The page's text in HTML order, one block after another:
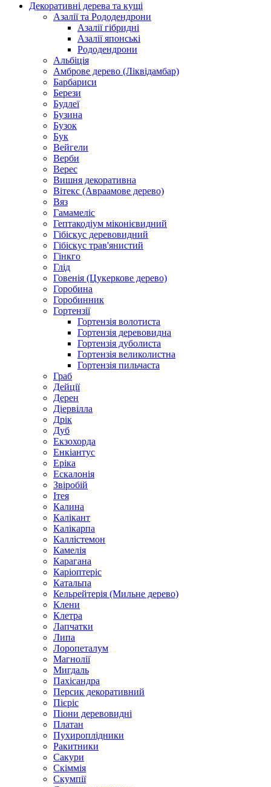
Декоративні дерева та кущі
Азалії та Рододендрони
Азалії гібридні
Азалії японські
Рододендрони
Альбіція
Амброве дерево (Ліквідамбар)
Барбариси
Берези
Будлеї
Бузина
Бузок
Бук
Вейгели
Верби
Верес
Вишня декоративна
Вітекс (Авраамове дерево)
Вяз
Гамамеліс
Гептакодіум міконієвидний
Гібіскус деревовидний
Гібіскус трав'янистий
Гінкго
Глід
Говенія (Цукеркове дерево)
Горобина
Горобинник
Гортензії
Гортензія волотиста
Гортензія деревовидна
Гортензія дуболиста
Гортензія великолистна
Гортензія пильчаста
Граб
Дейції
Дерен
Діервілла
Дрік
Дуб
Екзохорда
Енкіантус
Еріка
Ескалонія
Звіробій
Ітея
Калина
Калікант
Калікарпа
Каллістемон
Камелія
Карагана
Каріоптеріс
Катальпа
Кельрейтерія (Мильне дерево)
Клени
Клетра
Лапчатки
Липа
Лоропеталум
Магнолії
Мигдаль
Пахісандра
Персик декоративний
Пієріс
Піони деревовидні
Платан
Пухироплідники
Ракитники
Сакури
Скіммія
Скумпії